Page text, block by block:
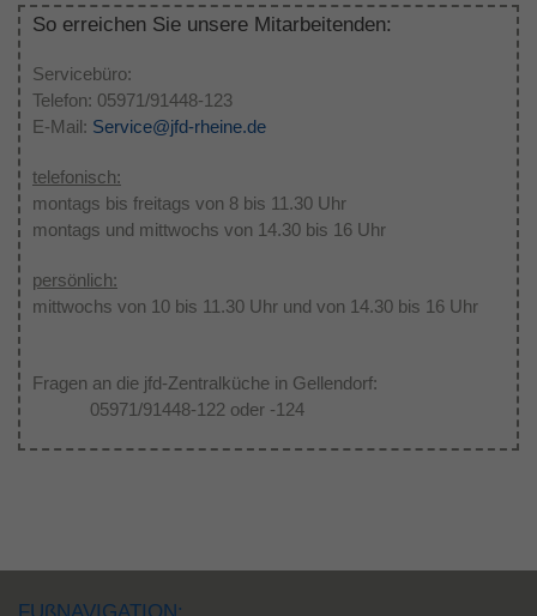
So erreichen Sie unsere Mitarbeitenden:
Servicebüro:
Telefon: 05971/91448-123
E-Mail: Service@jfd-rheine.de
telefonisch:
montags bis freitags von 8 bis 11.30 Uhr
montags und mittwochs von 14.30 bis 16 Uhr
persönlich:
mittwochs von 10 bis 11.30 Uhr und von 14.30 bis 16 Uhr
Fragen an die jfd-Zentralküche in Gellendorf:
05971/91448-122 oder -124
FUßNAVIGATION: